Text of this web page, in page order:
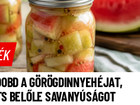
A GÖRÖGDINNYEHÉJAT,
BELŐLE SAVANYÚSÁGOT